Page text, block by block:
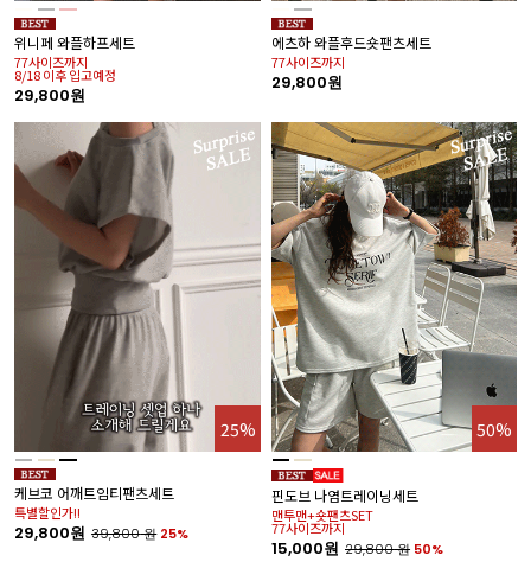
위니페 와플하프세트
77사이즈까지
8/18 이후 입고예정
29,800원
에츠하 와플후드숏팬츠세트
77사이즈까지
29,800원
25%
케브코 어깨트임티팬츠세트
특별할인가!!
29,800원 39,800원 25%
50%
핀도브 나염트레이닝세트
맨투맨+숏팬츠SET
77사이즈까지
15,000원 29,800원 50%